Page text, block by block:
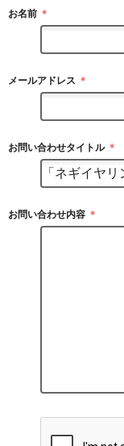
お名前 ＊
メールアドレス ＊
お問い合わせタイトル ＊
お問い合わせ内容 ＊